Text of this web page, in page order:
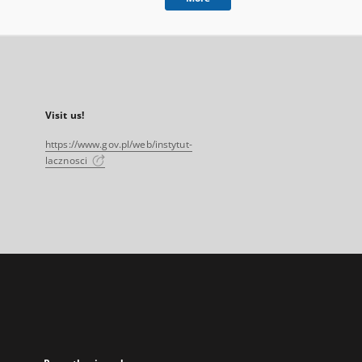
Visit us!
https://www.gov.pl/web/instytut-
lacznosci